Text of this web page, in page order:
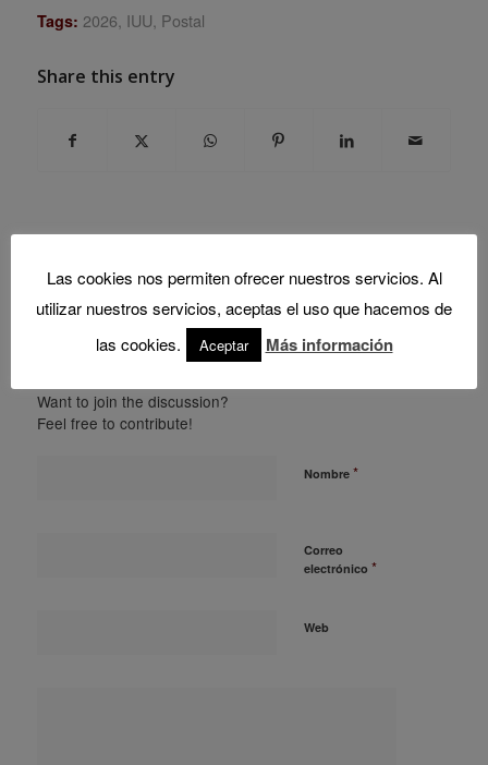
Tags: 2026 IUU Postal
Share this entry
0
REPLIES
Leave a Reply
Want to join the discussion?
Feel free to contribute!
Nombre *
Correo
electrónico *
Web
Las cookies nos permiten ofrecer nuestros servicios. Al
utilizar nuestros servicios, aceptas el uso que hacemos de
las cookies.
Aceptar Más información